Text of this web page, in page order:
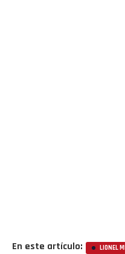
En este artículo: LIONEL